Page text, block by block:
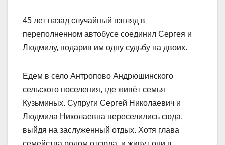
45 лет назад случайный взгляд в
переполненном автобусе соединил Сергея и
Людмилу, подарив им одну судьбу на двоих.
Едем в село Антропово Андрюшинского
сельского поселения, где живёт семья
Кузьминых. Супруги Сергей Николаевич и
Людмила Николаевна переселились сюда,
выйдя на заслуженный отдых. Хотя глава